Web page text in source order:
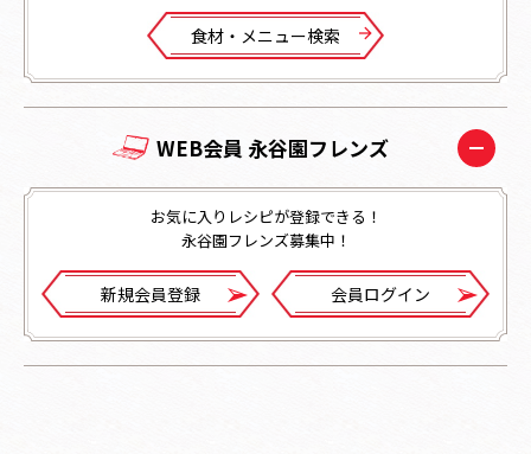
⾷材・メニュー検索
WEB会員 永谷園フレンズ
お気に入りレシピが登録できる！
永谷園フレンズ募集中！
新規会員登録 会員ログイン